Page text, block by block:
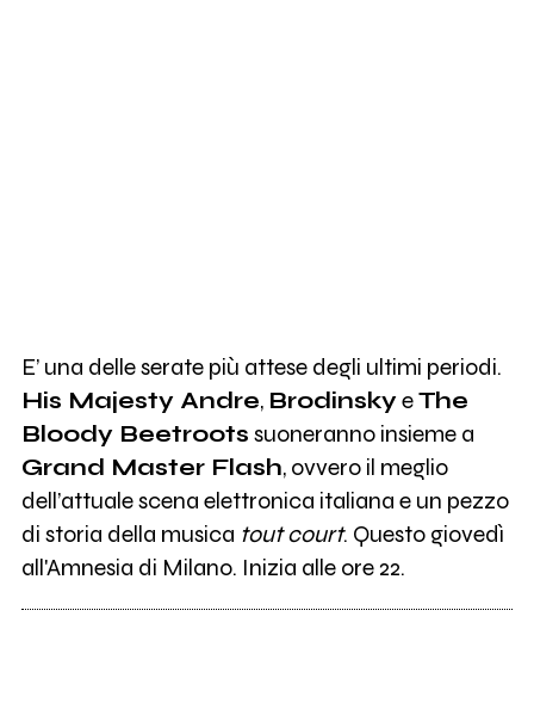
E’ una delle serate più attese degli ultimi periodi.
His Majesty Andre, BrodinskyeThe
Bloody Beetroots suoneranno insieme a
Grand Master Flash, ovvero il meglio
dell’attuale scena elettronica italiana e un pezzo
di storia della musica tout court. Questo giovedì
all'Amnesia di Milano. Inizia alle ore 22.